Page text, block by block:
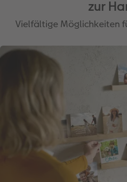
zur
Vielfältige Möglichkeiten